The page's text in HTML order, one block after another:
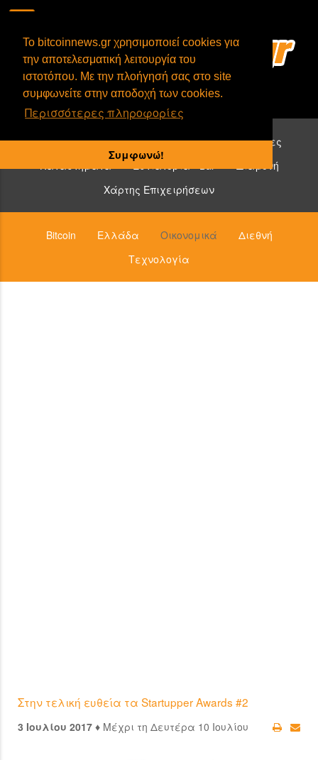
To bitcoinnews.gr χρησιμοποιεί cookies για
την αποτελεσματική λειτουργία του
ιστοτόπου. Με την πλοήγησή σας στο site
συμφωνείτε στην αποδοχή των cookies.
Περισσότερες πληροφορίες
Συμφωνώ!
Επιχειρήσεις που δέχονται bitcoin:
Υπηρεσίες
Καταστήματα
Εστιατόρια - Bar
Διαμονή
Χάρτης Επιχειρήσεων
Bitcoin Ελλάδα Οικονομικά
Διεθνή
Τεχνολογία
Στην τελική ευθεία τα Startupper Awards #2
3 Ιουλίου 2017 ♦ Μέχρι τη Δευτέρα 10 Ιουλίου